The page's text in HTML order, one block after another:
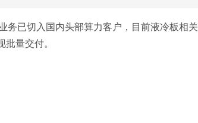
务已切入国内头部算力客户，目前液冷板相关
量交付。